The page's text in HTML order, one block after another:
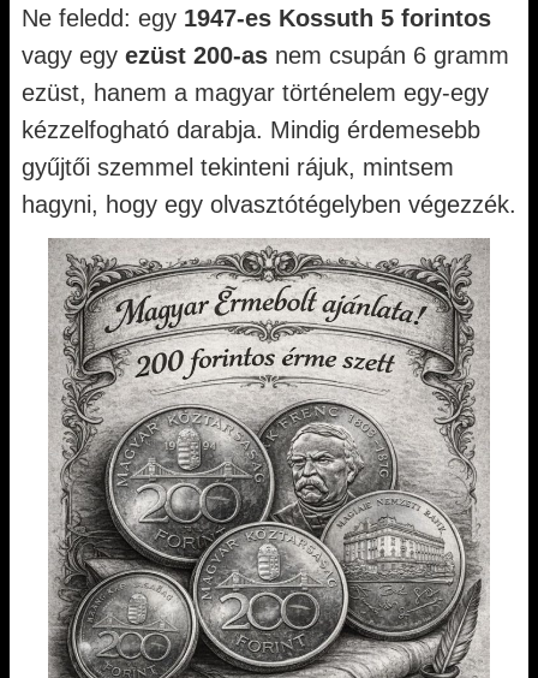
Ne feledd: egy 1947-es Kossuth 5 forintos
vagy egy ezüst 200-as nem csupán 6 gramm
ezüst, hanem a magyar történelem egy-egy
kézzelfogható darabja. Mindig érdemesebb
gyűjtői szemmel tekinteni rájuk, mintsem
hagyni, hogy egy olvasztótégelyben végezzék.